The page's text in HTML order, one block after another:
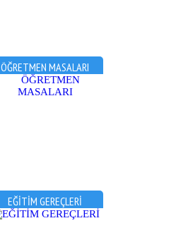
ÖĞRETMEN MASALARI
EĞİTİM GEREÇLERİ